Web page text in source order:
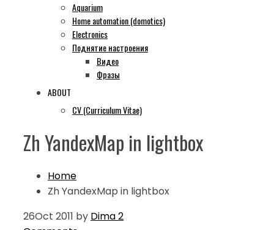
Aquarium
Home automation (domotics)
Electronics
Поднятие настроения
Видео
Фразы
ABOUT
CV (Curriculum Vitae)
Zh YandexMap in lightbox
Home
Zh YandexMap in lightbox
26Oct 2011 by Dima2